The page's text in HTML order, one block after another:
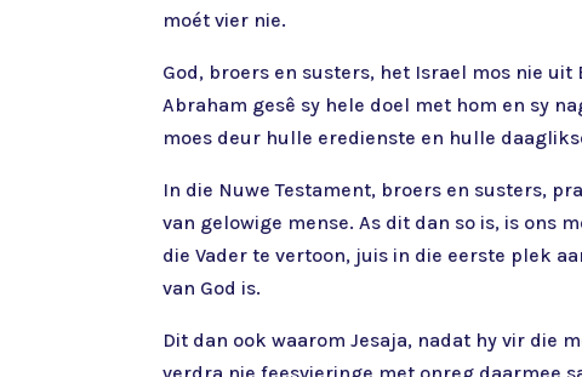
moét vier nie.
God, broers en susters, het Israel mos nie
Abraham gesê sy hele doel met hom en sy
moes deur hulle eredienste en hulle
In die Nuwe Testament, broers en susters,
van gelowige mense. As dit dan so is, is ons
die Vader te vertoon, juis in die eerste plek
van God is.
Dit dan ook waarom Jesaja, nadat hy vir die